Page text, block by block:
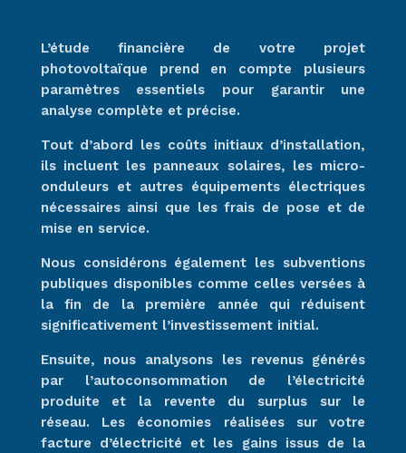
L’étude financière de votre projet
photovoltaïque prend en compte plusieurs
paramètres essentiels pour garantir une
analyse complète et précise.
Tout d’abord les coûts initiaux d’installation,
ils incluent les panneaux solaires, les micro-
onduleurs et autres équipements électriques
nécessaires ainsi que les frais de pose et de
mise en service.
Nous considérons également les subventions
publiques disponibles comme celles versées à
la fin de la première année qui réduisent
significativement l’investissement initial.
Ensuite, nous analysons les revenus générés
par l’autoconsommation de l’électricité
produite et la revente du surplus sur le
réseau. Les économies réalisées sur votre
facture d’électricité et les gains issus de la